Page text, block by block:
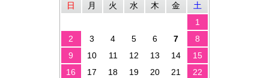
日
月 火 水 木 金
土
1
2
3 4 5 6 7
8
9
10 11 12 13 14
15
16
17 18 19 20 21
22